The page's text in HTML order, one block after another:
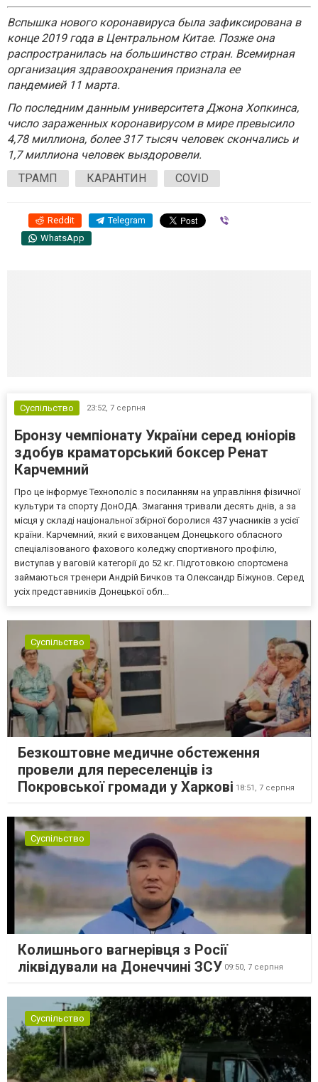
Вспышка нового коронавируса была зафиксирована в
конце 2019 года в Центральном Китае. Позже она
распространилась на большинство стран. Всемирная
организация здравоохранения признала ее
пандемией 11 марта.
По последним данным университета Джона Хопкинса,
число зараженных коронавирусом в мире превысило
4,78 миллиона, более 317 тысяч человек скончались и
1,7 миллиона человек выздоровели.
ТРАМП
КАРАНТИН COVID
Reddit Telegram
WhatsApp
Суспільство 23:52, 7 серпня
Бронзу чемпіонату України серед юніорів
здобув краматорський боксер Ренат
Карчемний
Про це інформує Технополіс з посиланням на управління фізичної
культури та спорту ДонОДА. Змагання тривали десять днів, а за
місця у складі національної збірної боролися 437 учасників з усієї
країни. Карчемний, який є вихованцем Донецького обласного
спеціалізованого фахового коледжу спортивного профілю,
виступав у ваговій категорії до 52 кг. Підготовкою спортсмена
займаються тренери Андрій Бичков та Олександр Біжунов. Серед
усіх представників Донецької обл...
Суспільство
Безкоштовне медичне обстеження
провели для переселенців із
Покровської громади у Харкові 18:51, 7 серпня
Суспільство
Колишнього вагнерівця з Росії
ліквідували на Донеччині ЗСУ 09:50, 7 серпня
Суспільство